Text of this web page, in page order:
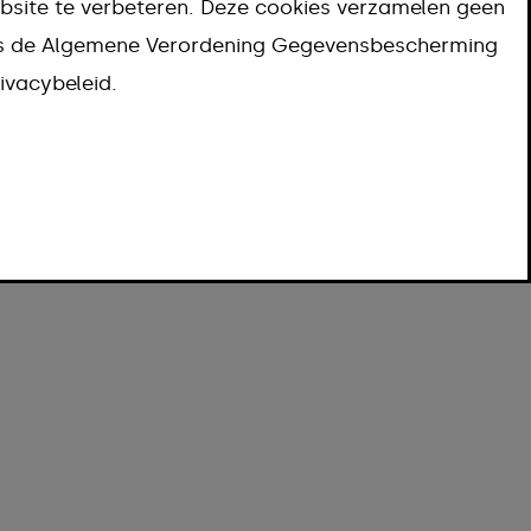
te verbeteren. Deze cookies verzamelen geen
Algemene Verordening Gegevensbescherming